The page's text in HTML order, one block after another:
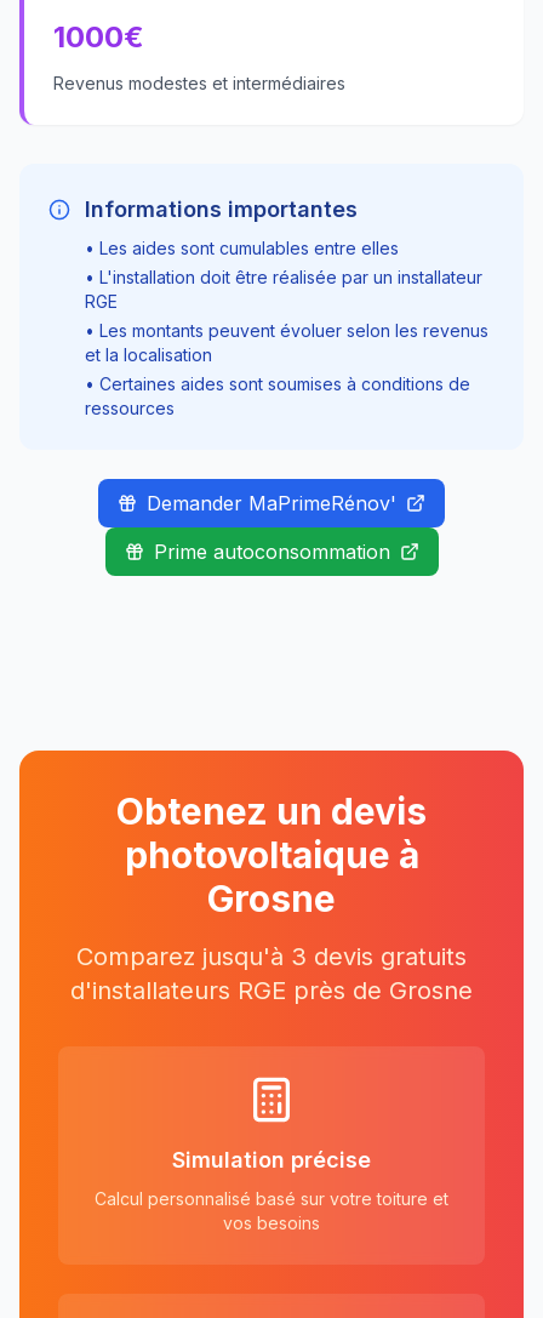
1000€
Revenus modestes et intermédiaires
Informations importantes
• Les aides sont cumulables entre elles
• L'installation doit être réalisée par un installateur
RGE
• Les montants peuvent évoluer selon les revenus
et la localisation
• Certaines aides sont soumises à conditions de
ressources
Demander MaPrimeRénov'
Prime autoconsommation
Obtenez un devis
photovoltaique à
Grosne
Comparez jusqu'à 3 devis gratuits
d'installateurs RGE près de Grosne
Simulation précise
Calcul personnalisé basé sur votre toiture et
vos besoins